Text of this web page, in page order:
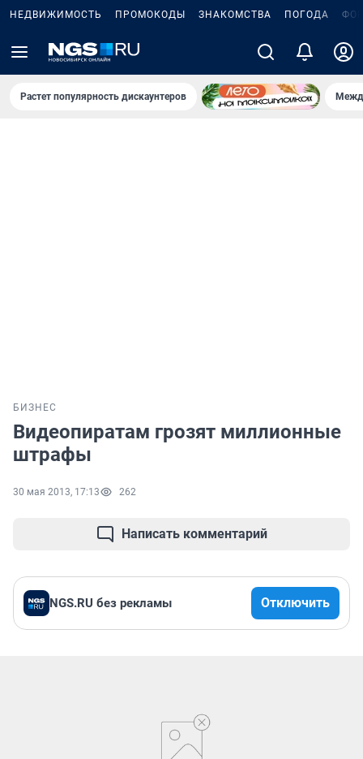
НЕДВИЖИМОСТЬ ПРОМОКОДЫ ЗНАКОМСТВА ПОГОДА
Растет популярность дискаунтеров
БИЗНЕС
Видеопиратам грозят миллионные
штрафы
30 мая 2013, 17:13 262
Написать комментарий
NGS.RU без рекламы Отключить